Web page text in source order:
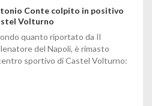
Conte colpito in positivo
Volturno
quanto riportato da Il
del Napoli, è rimasto
sportivo di Castel Volturno: